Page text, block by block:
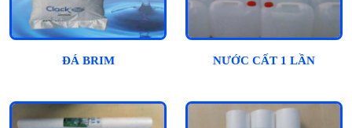
ĐÁ BRIM NƯỚC CẤT 1 LẦN